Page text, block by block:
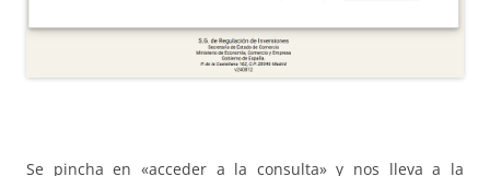
Se pincha en «acceder a la consulta» y nos lleva a la